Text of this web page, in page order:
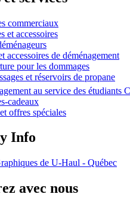
commerciaux
et accessoires
accessoires de déménagement
pour les dommages
et réservoirs de propane
au service des étudiants
cadeaux
offres spéciales
Info
de U-Haul - Québec
avec nous